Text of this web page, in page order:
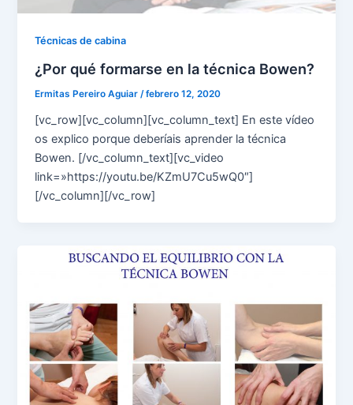
Técnicas de cabina
¿Por qué formarse en la técnica Bowen?
Ermitas Pereiro Aguiar/febrero 12, 2020
[vc_row][vc_column][vc_column_text] En este vídeo
os explico porque deberíais aprender la técnica
Bowen. [/vc_column_text][vc_video
link=»https://youtu.be/KZmU7Cu5wQ0″]
[/vc_column][/vc_row]